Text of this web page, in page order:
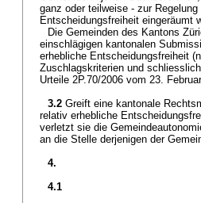
ganz oder teilweise - zur
Entscheidungsfreiheit eingeräumt
Die Gemeinden des Kantons
einschlägigen kantonalen
erhebliche Entscheidungsfreiheit
Zuschlagskriterien und
Urteile 2P.70/2006 vom 23.
3.2 Greift eine kantonale
relativ erhebliche
verletzt sie die
an die Stelle derjenigen der
4.
4.1